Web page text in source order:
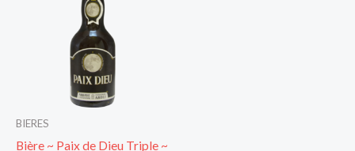
BIERES
Bière ~ Paix de Dieu Triple ~